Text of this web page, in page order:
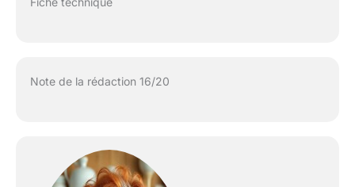
Note de la rédaction 16/20